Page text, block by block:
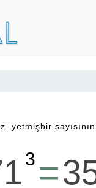
yetmişbir
3 =